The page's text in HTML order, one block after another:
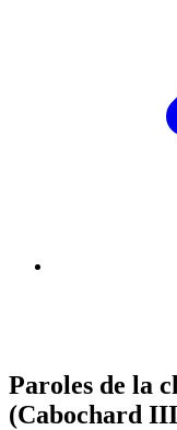
Paroles de la
(Cabochard